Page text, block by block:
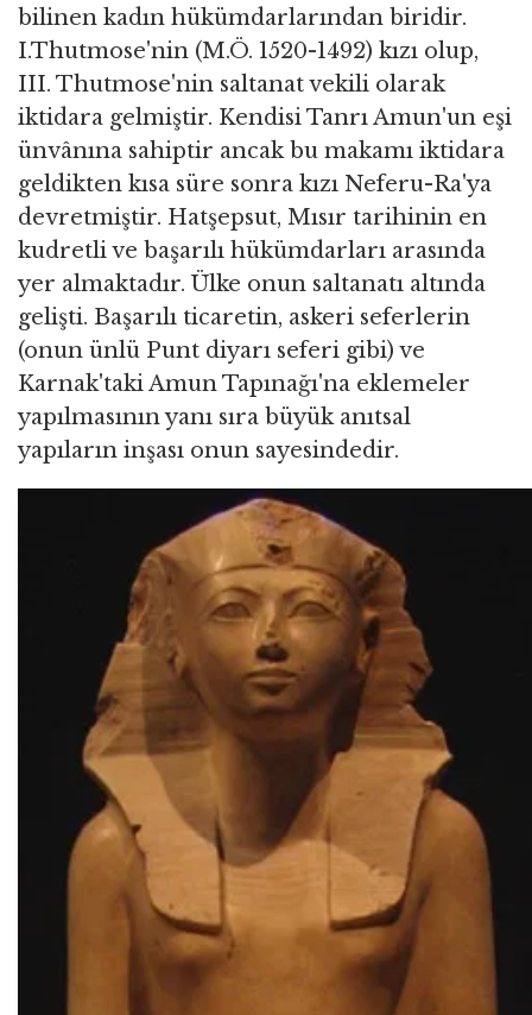
bilinen kadın hükümdarlarından biridir.
I.Thutmose'nin (M.Ö. 1520-1492) kızı olup,
III. Thutmose'nin saltanat vekili olarak
iktidara gelmiştir. Kendisi Tanrı Amun'un eşi
ünvânına sahiptir ancak bu makamı iktidara
geldikten kısa süre sonra kızı Neferu-Ra'ya
devretmiştir. Hatşepsut, Mısır tarihinin en
kudretli ve başarılı hükümdarları arasında
yer almaktadır. Ülke onun saltanatı altında
gelişti. Başarılı ticaretin, askeri seferlerin
(onun ünlü Punt diyarı seferi gibi) ve
Karnak'taki Amun Tapınağı'na eklemeler
yapılmasının yanı sıra büyük anıtsal
yapıların inşası onun sayesindedir.